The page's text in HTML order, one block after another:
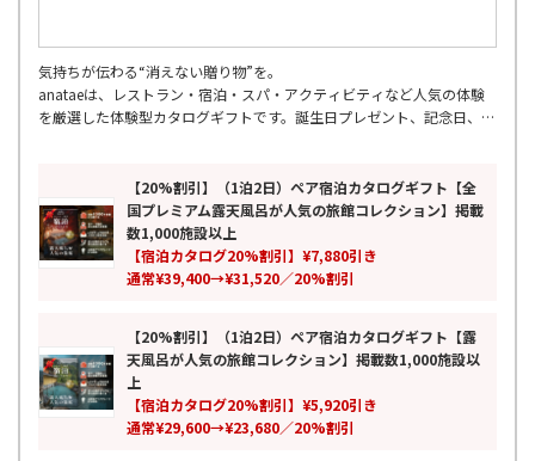
気持ちが伝わる“消えない贈り物”を。
anataeは、レストラン・宿泊・スパ・アクティビティなど人気の体験
を厳選した体験型カタログギフトです。誕生日プレゼント、記念日、結
累計7万人以上が利用し、全国の厳選スポットを掲載。ペアギフトや旅
行ギフトとしても人気の、モノではなく思い出を贈る新しいギフトとし
て、特別な時間と感動体験をお届けします。
【20%割引】（1泊2日）ペア宿泊カタログギフト【全
国プレミアム露天風呂が人気の旅館コレクション】掲載
数1,000施設以上
【宿泊カタログ20%割引】¥7,880引き
通常¥39,400→¥31,520／20%割引
【20%割引】（1泊2日）ペア宿泊カタログギフト【露
天風呂が人気の旅館コレクション】掲載数1,000施設以
上
【宿泊カタログ20%割引】¥5,920引き
通常¥29,600→¥23,680／20%割引